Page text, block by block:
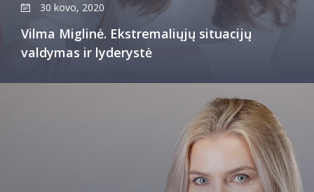
30 kovo, 2020
Vilma Miglinė. Ekstremaliųjų situacijų
valdymas ir lyderystė